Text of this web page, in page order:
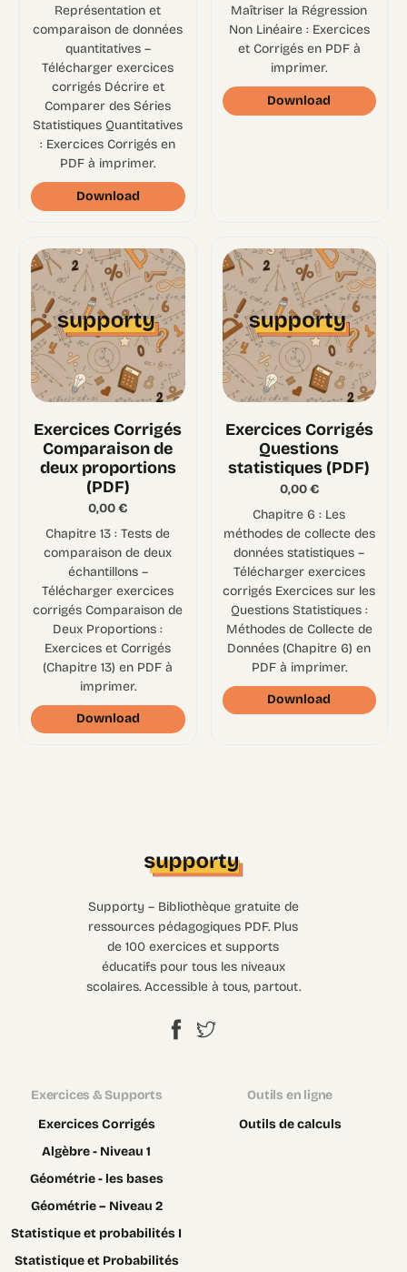
Représentation et
comparaison de données
quantitatives –
Télécharger exercices
corrigés Décrire et
Comparer des Séries
Statistiques Quantitatives
: Exercices Corrigés en
PDF à imprimer.
Download
Maîtriser la Régression
Non Linéaire : Exercices
et Corrigés en PDF à
imprimer.
Download
Exercices Corrigés
Comparaison de
deux proportions
(PDF)
0,00€
Chapitre 13 : Tests de
comparaison de deux
échantillons –
Télécharger exercices
corrigés Comparaison de
Deux Proportions :
Exercices et Corrigés
(Chapitre 13) en PDF à
imprimer.
Download
Exercices Corrigés
Questions
statistiques (PDF)
0,00€
Chapitre 6 : Les
méthodes de collecte des
données statistiques –
Télécharger exercices
corrigés Exercices sur les
Questions Statistiques :
Méthodes de Collecte de
Données (Chapitre 6) en
PDF à imprimer.
Download
Supporty – Bibliothèque gratuite de
ressources pédagogiques PDF. Plus
de 100 exercices et supports
éducatifs pour tous les niveaux
scolaires. Accessible à tous, partout.
Exercices & Supports
Exercices Corrigés
Algèbre - Niveau 1
Géométrie - les bases
Géométrie – Niveau 2
Statistique et probabilités I
Statistique et Probabilités
Outils en ligne
Outils de calculs